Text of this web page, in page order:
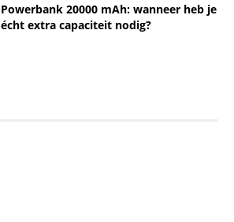
Powerbank 20000 mAh: wanneer heb je
écht extra capaciteit nodig?